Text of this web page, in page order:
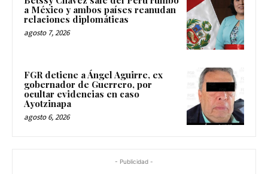
a México y ambos países reanudan
relaciones diplomáticas
agosto 7, 2026
FGR detiene a Ángel Aguirre, ex
gobernador de Guerrero, por
ocultar evidencias en caso
Ayotzinapa
agosto 6, 2026
- Publicidad -